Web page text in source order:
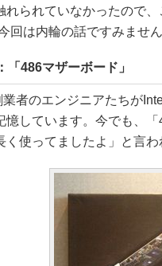
れられていなかったので
回は内輪の話ですみません
「486マザーボード」
者のエンジニアたちが
憶しています。今でも、
く使ってましたよ」と言わ